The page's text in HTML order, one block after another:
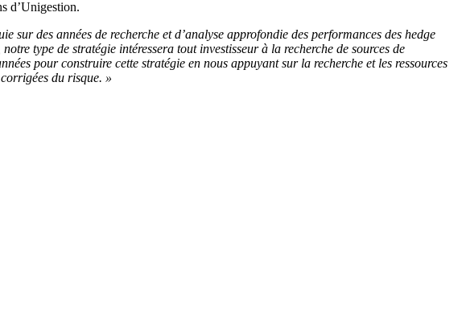
d’Unigestion.
sur des années de recherche et d’analyse approfondie des performances des hedge
type de stratégie intéressera tout investisseur à la recherche de sources de
pour construire cette stratégie en nous appuyant sur la recherche et les ressources
du risque. »